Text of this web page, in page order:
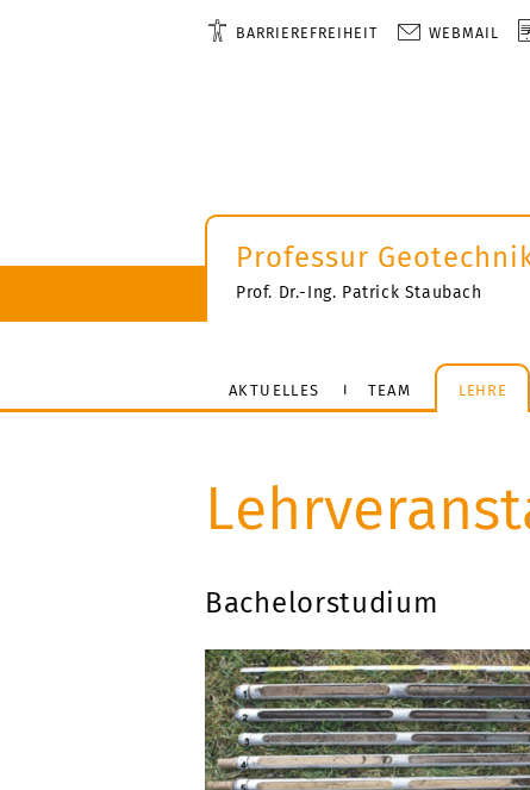
BARRIEREFREIHEIT WEBMAIL
Professur
Prof. Dr.-Ing. Patrick Staubach
AKTUELLES TEAM LEHRE
Bachelorstudium